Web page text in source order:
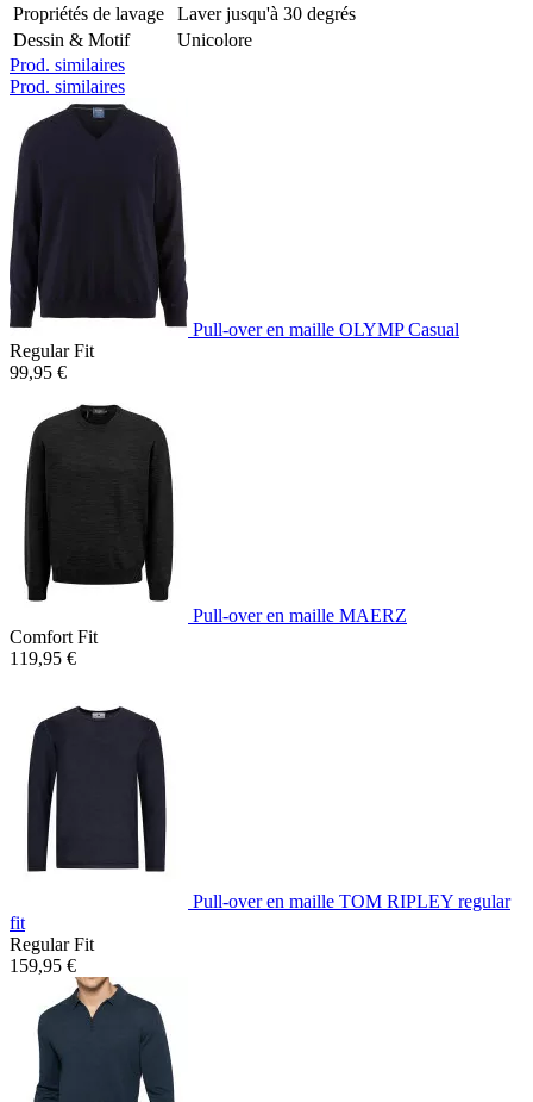
Propriétés de lavage
Laver jusqu'à 30 degrés
Dessin & Motif
Unicolore
Prod. similaires
Prod. similaires
Pull-over en maille OLYMP Casual
Regular Fit
99,95 €
Pull-over en maille MAERZ
Comfort Fit
119,95 €
Pull-over en maille TOM RIPLEY regular
fit
Regular Fit
159,95 €